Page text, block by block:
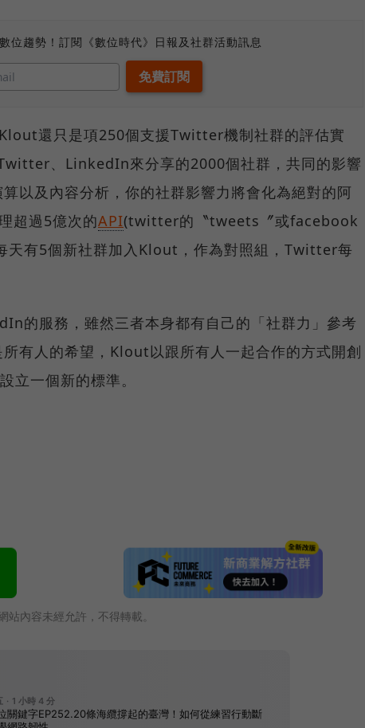
位趨勢！訂閱《數位時代》日報及社群活動訊息
還只是項250個支援Twitter機制社群的評估實
、LinkedIn來分享的2000個社群，共同的影響
以及內容分析，你的社群影響力將會化為絕對的阿
超過5億次的API(twitter的〝tweets〞或facebook
天有5個新社群加入Klout，作為對照組，Twitter每
的服務，雖然三者本身都有自己的「社群力」參考
有人的希望，Klout以跟所有人一起合作的方式開創
立一個新的標準。
站內容未經允許，不得轉載。